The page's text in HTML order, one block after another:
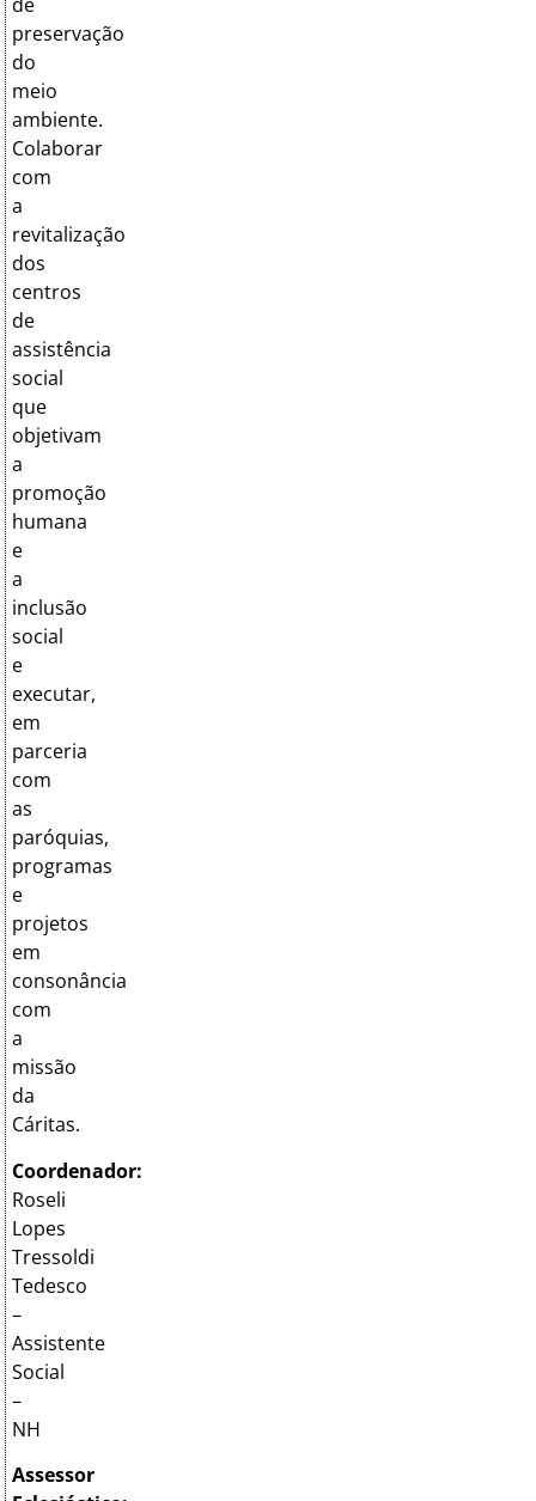
preservação
do
meio
ambiente.
Colaborar
com
a
revitalização
dos
centros
de
assistência
social
que
objetivam
a
promoção
humana
e
a
inclusão
social
e
executar,
em
parceria
com
as
paróquias,
programas
e
projetos
em
consonância
com
a
missão
da
Cáritas.
Coordenador:
Roseli
Lopes
Tressoldi
Tedesco
–
Assistente
Social
–
NH
Assessor